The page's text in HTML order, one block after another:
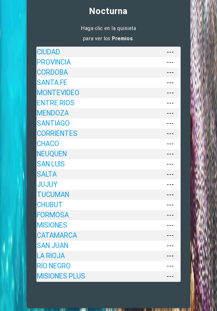
Nocturna
Haga clic en la quiniela
para ver los Premios.
CIUDAD
---
PROVINCIA
---
CORDOBA
---
SANTA FE
---
MONTEVIDEO
---
ENTRE RIOS
---
MENDOZA
---
SANTIAGO
---
CORRIENTES
---
CHACO
---
NEUQUEN
---
SAN LUIS
---
SALTA
---
JUJUY
---
TUCUMAN
---
CHUBUT
---
FORMOSA
---
MISIONES
---
CATAMARCA
---
SAN JUAN
---
LA RIOJA
---
RÍO NEGRO
---
MISIONES PLUS
---